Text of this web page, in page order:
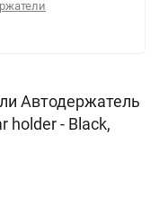
Автодержатель
holder - Black,